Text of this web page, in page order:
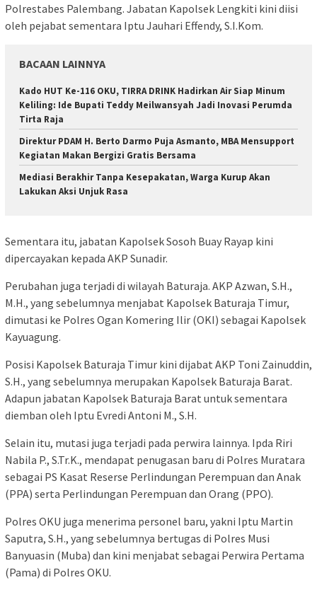
Polrestabes Palembang. Jabatan Kapolsek Lengkiti kini diisi
oleh pejabat sementara Iptu Jauhari Effendy, S.I.Kom.
BACAAN LAINNYA
Kado HUT Ke-116 OKU, TIRRA DRINK Hadirkan Air Siap Minum
Keliling: Ide Bupati Teddy Meilwansyah Jadi Inovasi Perumda
Tirta Raja
Direktur PDAM H. Berto Darmo Puja Asmanto, MBA Mensupport
Kegiatan Makan Bergizi Gratis Bersama
Mediasi Berakhir Tanpa Kesepakatan, Warga Kurup Akan
Lakukan Aksi Unjuk Rasa
Sementara itu, jabatan Kapolsek Sosoh Buay Rayap kini
dipercayakan kepada AKP Sunadir.
Perubahan juga terjadi di wilayah Baturaja. AKP Azwan, S.H.,
M.H., yang sebelumnya menjabat Kapolsek Baturaja Timur,
dimutasi ke Polres Ogan Komering Ilir (OKI) sebagai Kapolsek
Kayuagung.
Posisi Kapolsek Baturaja Timur kini dijabat AKP Toni Zainuddin,
S.H., yang sebelumnya merupakan Kapolsek Baturaja Barat.
Adapun jabatan Kapolsek Baturaja Barat untuk sementara
diemban oleh Iptu Evredi Antoni M., S.H.
Selain itu, mutasi juga terjadi pada perwira lainnya. Ipda Riri
Nabila P., S.Tr.K., mendapat penugasan baru di Polres Muratara
sebagai PS Kasat Reserse Perlindungan Perempuan dan Anak
(PPA) serta Perlindungan Perempuan dan Orang (PPO).
Polres OKU juga menerima personel baru, yakni Iptu Martin
Saputra, S.H., yang sebelumnya bertugas di Polres Musi
Banyuasin (Muba) dan kini menjabat sebagai Perwira Pertama
(Pama) di Polres OKU.